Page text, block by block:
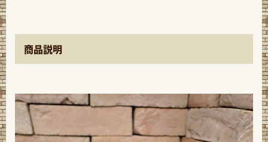
商品説明